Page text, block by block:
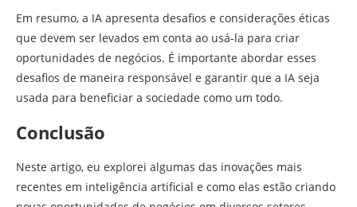
Em resumo, a IA apresenta desafios e considerações éticas
que devem ser levados em conta ao usá-la para criar
oportunidades de negócios. É importante abordar esses
desafios de maneira responsável e garantir que a IA seja
usada para beneficiar a sociedade como um todo.
Conclusão
Neste artigo, eu explorei algumas das inovações mais
recentes em inteligência artificial e como elas estão criando